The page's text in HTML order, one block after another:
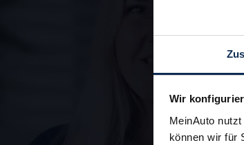
Wir
MeinAuto
können wir für